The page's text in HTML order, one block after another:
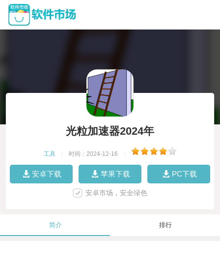
光粒加速器2024年
工具 时间：2024-12-16
安卓下载 苹果下载 PC下载
安卓市场，安全绿色
简介 排行